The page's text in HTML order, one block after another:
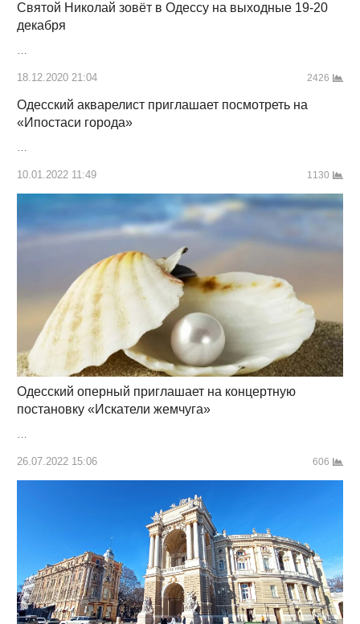
Святой Николай зовёт в Одессу на выходные 19-20
декабря
…
18.12.2020 21:04 2426
Одесский акварелист приглашает посмотреть на
«Ипостаси города»
10.01.2022 11:49 1130
Одесский оперный приглашает на концертную
постановку «Искатели жемчуга»
26.07.2022 15:06 606